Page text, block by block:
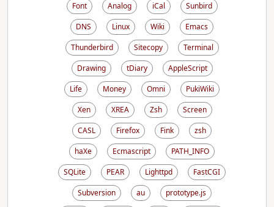
Font
Analog iCal
Sunbird
DNS
Linux Wiki
Emacs
Thunderbird
Sitecopy
Terminal
Drawing
tDiary
AppleScript
Life
Money Omni
PukiWiki
Xen
XREA Zsh
Screen
CASL
Firefox Fink
zsh
haXe
Ecmascript
PATH_INFO
SQLite
PEAR Lighttpd
FastCGI
Subversion
au
prototype.js